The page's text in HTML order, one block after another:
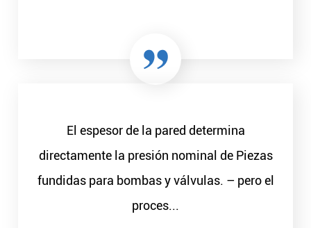
El espesor de la pared determina
directamente la presión nominal de Piezas
fundidas para bombas y válvulas. – pero el
proces...